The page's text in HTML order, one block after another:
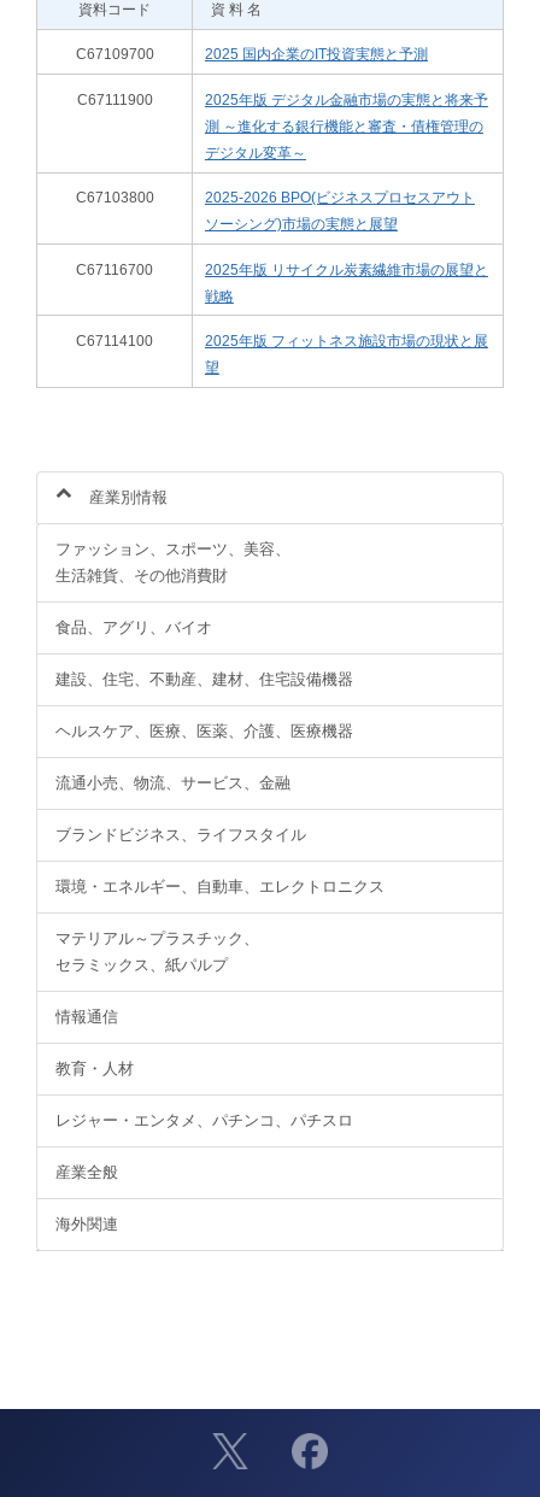
資料コード 資 料 名
C67109700 2025 国内企業のIT投資実態と予測
C67111900
2025年版 デジタル金融市場の実態と将来予
測 ～進化する銀行機能と審査・債権管理の
デジタル変革～
C67103800
2025-2026 BPO(ビジネスプロセスアウト
ソーシング)市場の実態と展望
C67116700
2025年版 リサイクル炭素繊維市場の展望と
戦略
C67114100
2025年版 フィットネス施設市場の現状と展
望
産業別情報
ファッション、スポーツ、美容、
生活雑貨、その他消費財
食品、アグリ、バイオ
建設、住宅、不動産、建材、住宅設備機器
ヘルスケア、医療、医薬、介護、医療機器
流通小売、物流、サービス、金融
ブランドビジネス、ライフスタイル
環境・エネルギー、自動車、エレクトロニクス
マテリアル～プラスチック、
セラミックス、紙パルプ
情報通信
教育・人材
レジャー・エンタメ、パチンコ、パチスロ
産業全般
海外関連